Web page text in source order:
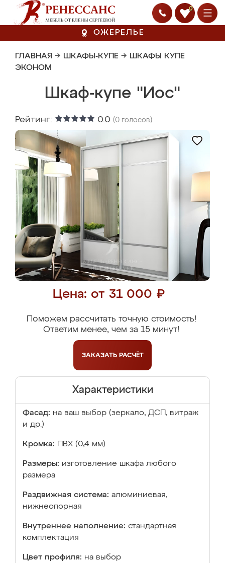
0
ОЖЕРЕЛЬЕ
ГЛАВНАЯ → ШКАФЫ-КУПЕ → ШКАФЫ КУПЕ
ЭКОНОМ
Шкаф-купе "Иос"
Рейтинг: 0.0 (0 голосов)
Цена: от 31 000 ₽
Поможем рассчитать точную стоимость!
Ответим менее, чем за 15 минут!
ЗАКАЗАТЬ РАСЧЁТ
Характеристики
Фасад: на ваш выбор (зеркало, ДСП, витраж
и др.)
Кромка: ПВХ (0,4 мм)
Размеры: изготовление шкафа любого
размера
Раздвижная система: алюминиевая,
нижнеопорная
Внутреннее наполнение: стандартная
комплектация
Цвет профиля: на выбор